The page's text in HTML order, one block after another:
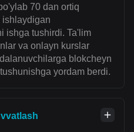
70 dan ortiq
ishlaydigan
ishga tushirdi. Ta'lim
va onlayn kurslar
blokcheyn
yordam berdi.